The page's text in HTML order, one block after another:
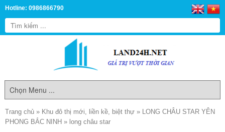
Hotline: 0986866790
Trang chủ » Khu đô thị mới, liền kề, biệt thự » LONG CHÂU STAR YÊN
PHONG BẮC NINH » long châu star